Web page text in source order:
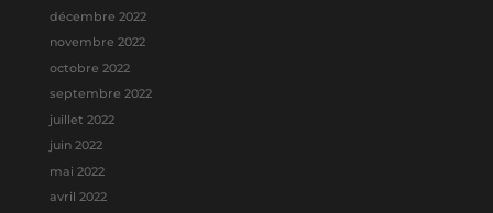
décembre 2022
novembre 2022
octobre 2022
septembre 2022
juillet 2022
juin 2022
mai 2022
avril 2022